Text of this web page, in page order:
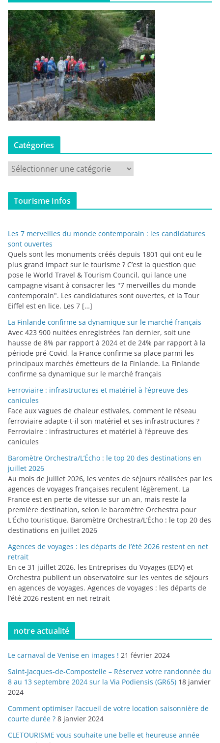
Catégories
t
r
i
e
s
Tourisme infos
Les 7 merveilles du monde contemporain : les candidatures
sont ouvertes
Quels sont les monuments créés depuis 1801 qui ont eu le
plus grand impact sur le tourisme ? C’est la question que
pose le World Travel & Tourism Council, qui lance une
campagne visant à consacrer les "7 merveilles du monde
contemporain". Les candidatures sont ouvertes, et la Tour
Eiffel est en lice. Les 7 […]
La Finlande confirme sa dynamique sur le marché français
Avec 423 900 nuitées enregistrées l’an dernier, soit une
hausse de 8% par rapport à 2024 et de 24% par rapport à la
période pré-Covid, la France confirme sa place parmi les
principaux marchés émetteurs de la Finlande. La Finlande
confirme sa dynamique sur le marché français
Ferroviaire : infrastructures et matériel à l’épreuve des
canicules
Face aux vagues de chaleur estivales, comment le réseau
ferroviaire adapte-t-il son matériel et ses infrastructures ?
Ferroviaire : infrastructures et matériel à l’épreuve des
canicules
Baromètre Orchestra/L’Écho : le top 20 des destinations en
juillet 2026
Au mois de juillet 2026, les ventes de séjours réalisées par les
agences de voyages françaises reculent légèrement. La
France est en perte de vitesse sur un an, mais reste la
première destination, selon le baromètre Orchestra pour
L'Écho touristique. Baromètre Orchestra/L’Écho : le top 20 des
destinations en juillet 2026
Agences de voyages : les départs de l’été 2026 restent en net
retrait
En ce 31 juillet 2026, les Entreprises du Voyages (EDV) et
Orchestra publient un observatoire sur les ventes de séjours
en agences de voyages. Agences de voyages : les départs de
l’été 2026 restent en net retrait
notre actualité
Le carnaval de Venise en images ! 21 février 2024
Saint-Jacques-de-Compostelle – Réservez votre randonnée du
8 au 13 septembre 2024 sur la Via Podiensis (GR65) 18 janvier
2024
Comment optimiser l’accueil de votre location saisonnière de
courte durée ? 8 janvier 2024
CLETOURISME vous souhaite une belle et heureuse année